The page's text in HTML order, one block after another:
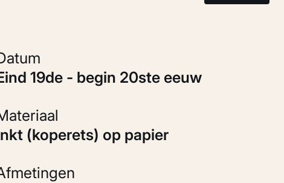
Datum
eind 19de - begin 20ste eeuw
Materiaal
Inkt (koperets) op papier
Afmetingen